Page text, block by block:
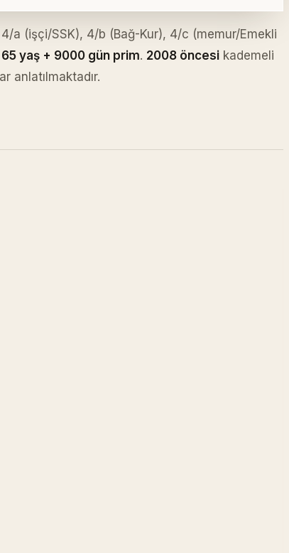
4/a (işçi/SSK), 4/b (Bağ-Kur), 4/c (memur/Emekli
yaş + 9000 gün prim. 2008 öncesi kademeli
anlatılmaktadır.